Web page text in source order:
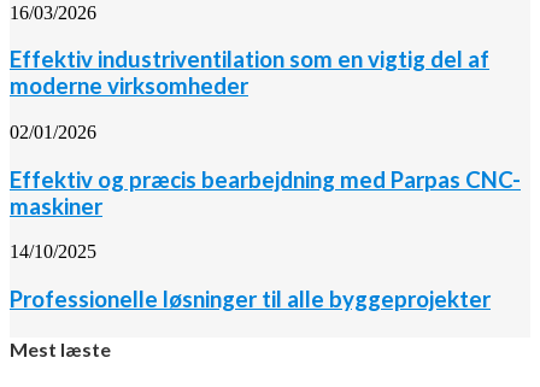
16/03/2026
Effektiv industriventilation som en vigtig del af
moderne virksomheder
02/01/2026
Effektiv og præcis bearbejdning med Parpas CNC-
maskiner
14/10/2025
Professionelle løsninger til alle byggeprojekter
Mest læste